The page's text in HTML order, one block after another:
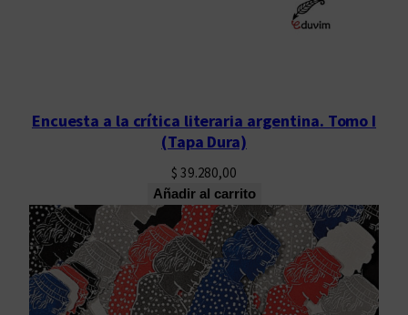
Encuesta a la crítica literaria argentina. Tomo I
(Tapa Dura)
$ 39.280,00
Añadir al carrito